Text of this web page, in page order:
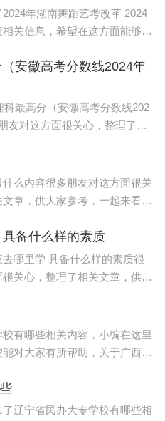
年湖南舞蹈艺考改革 2024
关信息，希望在这方面能够更
安徽高考分数线2024年
科最高分（安徽高考分数线202
友对这方面很关心，整理了相
为714分，出自安庆一中；安
为669分，出自合
么内容很多朋友对这方面很关
章，供大家参考，一起来看一
内容
备什么样的素质
哪里学 具备什么样的素质很
关心，整理了相关文章，供大
院艺术课程班，是上戏继教院
校的教育
有哪些相关内容，小编在这里
对大家有所帮助，关于广西民
有广西理工职业技术学院、梧
校
辽宁省民办大专学校有哪些相